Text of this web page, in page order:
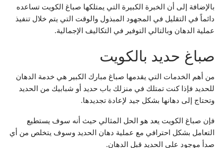
بالإضافة إلى أن الخبرة الكبيرة التي يمتلكها صباغ الكويت تساعده
دائماً في التقليل في المجهود المبذول والوقت التي يتم خلال تنفيذ
عملية الدهان وبالتالي التوفير في التكاليف الإجمالية.
صباغ حديد بالكويت
من أهم الخدمات التي يقدمها صباغ مبارك الكبير هي خدمة الدهان
للحديد فإذا كنت تمتلك في منزلك باب حديد أو شبابيك من الحديد
وتحتاج إلى دهانها بشكل جيد لإعادة تجديدها.
فإن صباغ الكويت يعد هو الحل المثالي حيث أنه سوف يستطيع
التعامل بشكل احترافي مع عملية دهان الحديد وسوف يتخلص من أي
صدأ موجود على الحديد قبل الدهان.